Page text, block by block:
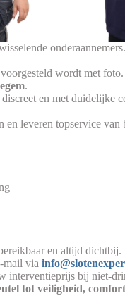
wordt met
.
en met duidelijke
en leveren topservice van
en altijd dichtbij.
mail via
interventieprijs bij niet-
tot veiligheid,